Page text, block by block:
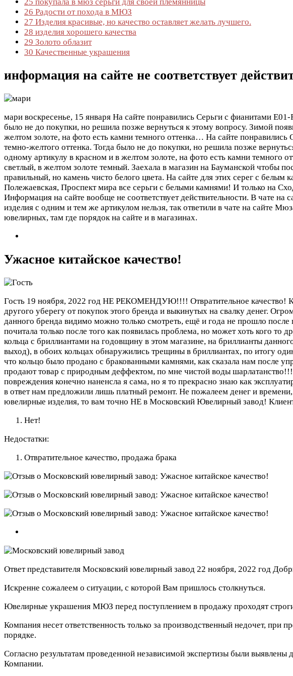
26 Радости от похода в МЮЗ
27 Изделия красивые, но качество оставляет желать лучшего.
28 изделия хорошего качества
29 Золото облазит
30 Качественные украшения
информация на сайте не соответствует
мари воскресенье, 15 января На сайте понравились Серьги c фианитами
было не до покупки, но решила позже вернуться к этому вопросу. Зимой
желтом золоте, на фото есть камни темного оттенка… На сайте понравились
темно-желтого оттенка. Тогда было не до покупки, но решила позже
одному артикулу в красном и в желтом золоте, на фото есть камни темного
светлый, в желтом золоте темный. Заехала в магазин на Бауманской чтобы
правильный, но камень чисто белого цвета. На сайте для этих серег с
Полежаевская, Проспект мира все серьги с белыми камнями! И только на
Информация на сайте вообще не соответствует действительности. В чате
изделия с одним и тем же артикулом нельзя, так ответили в чате на сайте
ювелирных, там где порядок на сайте и в магазинах.
Ужасное китайское качество!
Гость 19 ноября, 2022 год НЕ РЕКОМЕНДУЮ!!!! Отвратительное качество! Как
другого уберегу от покупок этого бренда и выкинутых на свалку денег.
данного бренда видимо можно только смотреть, ещё и года не прошло после
почитала только после того как появилась проблема, но может хоть кого
кольца с бриллиантами на годовщину в этом магазине, на бриллианты
выход), в обоих кольцах обнаружились трещины в бриллиантах, по итогу
что кольцо было продано с бракованными камнями, как сказала нам после
продают товар с природным деффектом, по мне чистой воды
повреждения конечно наненсла я сама, но я то прекрасно знаю как
в ответ нам предложили лишь платный ремонт. Не пожалеем денег и
ювелирные изделия, то вам точно НЕ в Московский Ювелирный завод!
Нет!
Недостатки:
Отвратительное качество, продажа брака
Ответ представителя Московский ювелирный завод 22 ноября, 2022 год
Искренне сожалеем о ситуации, с которой Вам пришлось столкнуться.
Ювелирные украшения МЮЗ перед поступлением в продажу проходят
Компания несет ответственность только за производственный недочет,
порядке.
Согласно результатам проведенной независимой экспертизы были
Компании.